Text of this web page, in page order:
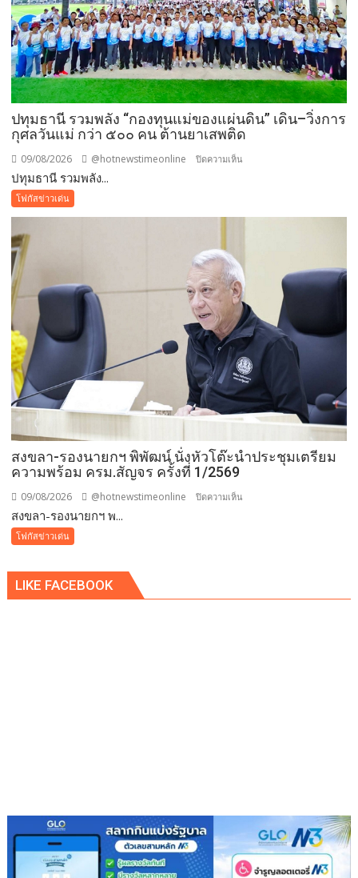
ทั้งหมด
ปทุมธานี รวมพลัง “กองทุนแม่ของแผ่นดิน” เดิน–วิ่งการ
กุศลวันแม่ กว่า ๕๐๐ คน ต้านยาเสพติด
09/08/2026 @hotnewstimeonline ปิดความเห็น
แผ่น
ดิน”
เดิน–
วิ่ง
การ
กุศล
วัน
แม่
กว่า
๕๐๐
คน
ปทุมธานี รวมพลัง...
โฟกัสข่าวเด่น
สงขลา-รองนายกฯ พิพัฒน์ นั่งหัวโต๊ะนำประชุมเตรียม
ความพร้อม ครม.สัญจร ครั้งที่ 1/2569
09/08/2026 @hotnewstimeonline ปิดความเห็น
นั่ง
สงขลา-รองนายกฯ พ...
โฟกัสข่าวเด่น
LIKE FACEBOOK